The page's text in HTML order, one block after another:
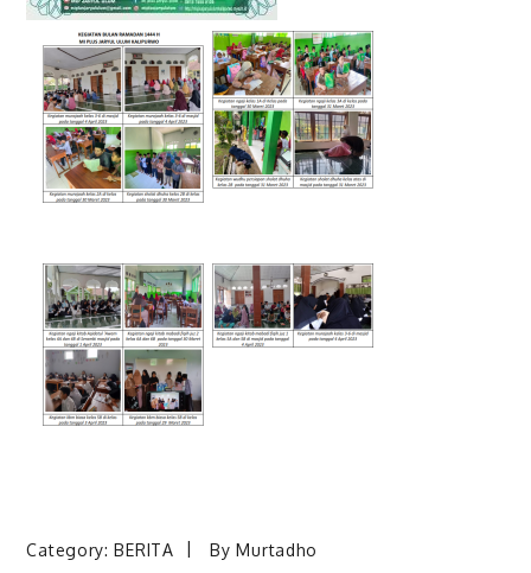
Category:BERITA ByMurtadho